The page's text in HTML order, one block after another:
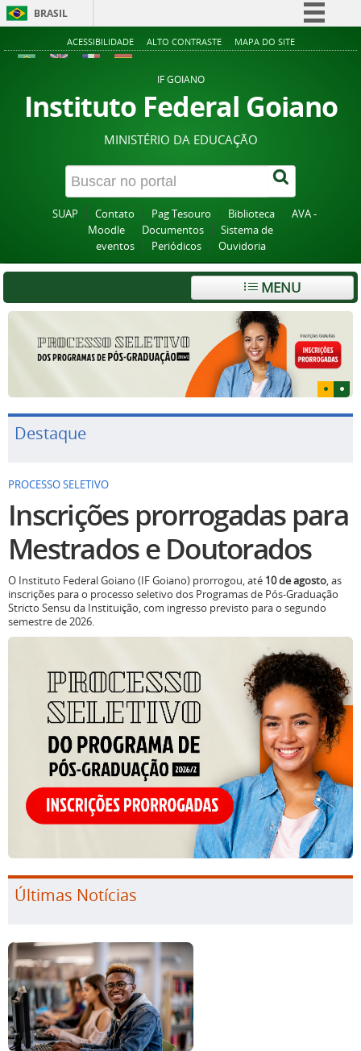
BRASIL
Simplifique!
Acesso à informação
Legislação
Canais
ACESSIBILIDADE ALTO CONTRASTE MAPA DO SITE
IF GOIANO
Instituto Federal Goiano
MINISTÉRIO DA EDUCAÇÃO
SUAP Contato Pag Tesouro Biblioteca
AVA -
Moodle
Documentos
Sistema de
eventos
Periódicos Ouvidoria
MENU
Destaque
PROCESSO SELETIVO
Inscrições prorrogadas para
Mestrados e Doutorados
O Instituto Federal Goiano (IF Goiano) prorrogou, até 10 de agosto, as
inscrições para o processo seletivo dos Programas de Pós-Graduação
Stricto Sensu da Instituição, com ingresso previsto para o segundo
semestre de 2026.
Últimas Notícias